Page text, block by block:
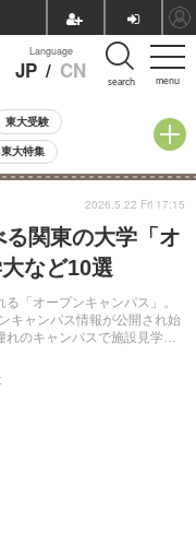
menu
Language
JP / CN search
東大受験
大特集
小学校受験
人気記事
生向け） ランキング
る関東の大学「オ
など10選
「オープンキャンパス」。
キャンパス情報が公開され始
のキャンパスで施設見学や
2026.5.22 Fri 17:15